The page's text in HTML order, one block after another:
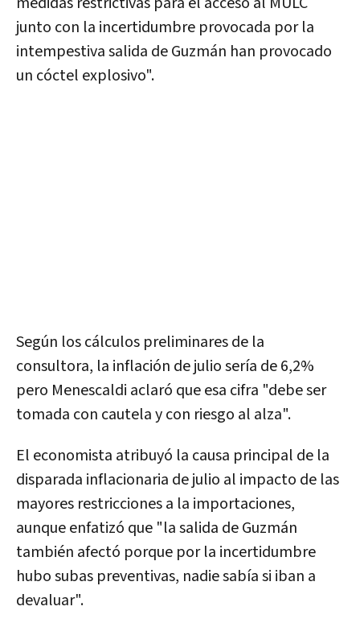
junto con la incertidumbre provocada por la
intempestiva salida de Guzmán han provocado
un cóctel explosivo".
Según los cálculos preliminares de la
consultora, la inflación de julio sería de 6,2%
pero Menescaldi aclaró que esa cifra "debe ser
tomada con cautela y con riesgo al alza".
El economista atribuyó la causa principal de la
disparada inflacionaria de julio al impacto de las
mayores restricciones a la importaciones,
aunque enfatizó que "la salida de Guzmán
también afectó porque por la incertidumbre
hubo subas preventivas, nadie sabía si iban a
devaluar".